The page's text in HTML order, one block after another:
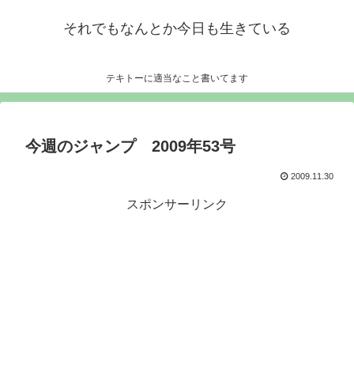
それでもなんとか今日も生きている
テキトーに適当なこと書いてます
今週のジャンプ 2009年53号
2009.11.30
スポンサーリンク